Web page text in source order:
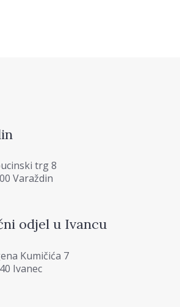
trg 8
Varaždin
odjel u Ivancu
Kumičića 7
Ivanec